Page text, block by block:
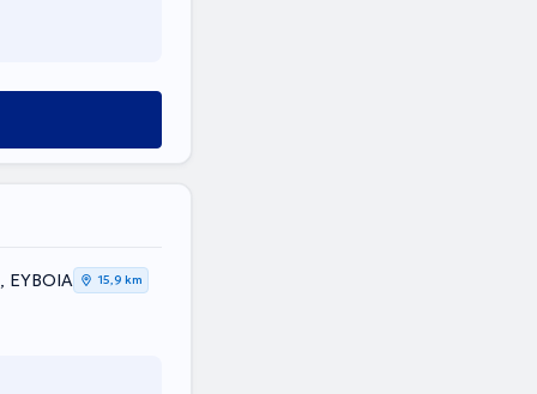
ΕΥΒΟΙΑ 15,9 km